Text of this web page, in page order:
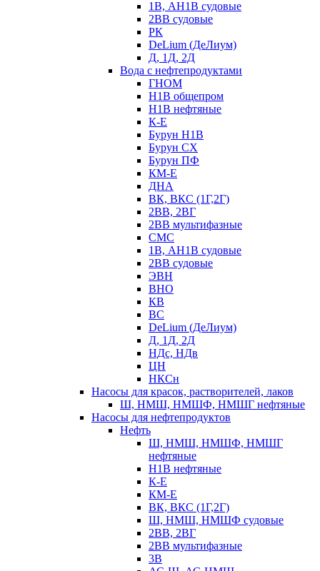
1В, АН1В судовые
2ВВ судовые
РК
DeLium (ДеЛиум)
Д, 1Д, 2Д
Вода с нефтепродуктами
ГНОМ
Н1В общепром
Н1В нефтяные
К-Е
Бурун Н1В
Бурун СХ
Бурун ПФ
КМ-Е
ДНА
ВК, ВКС (1Г,2Г)
2ВВ, 2ВГ
2ВВ мультифазные
СМС
1В, АН1В судовые
2ВВ судовые
ЭВН
ВНО
КВ
ВС
DeLium (ДеЛиум)
Д, 1Д, 2Д
НДс, НДв
ЦН
НКСн
Насосы для красок, растворителей, лаков
Ш, НМШ, НМШФ, НМШГ нефтяные
Насосы для нефтепродуктов
Нефть
Ш, НМШ, НМШФ, НМШГ
нефтяные
Н1В нефтяные
К-Е
КМ-Е
ВК, ВКС (1Г,2Г)
Ш, НМШ, НМШФ судовые
2ВВ, 2ВГ
2ВВ мультифазные
3В